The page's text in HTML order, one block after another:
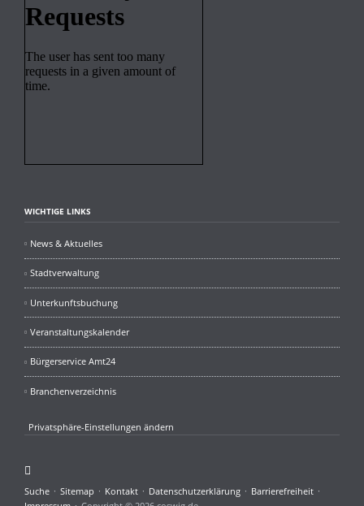
WICHTIGE LINKS
News & Aktuelles
Stadtverwaltung
Unterkunftsbuchung
Veranstaltungskalender
Bürgerservice Amt24
Branchenverzeichnis
Privatsphäre-Einstellungen ändern
Navigation
Suche Sitemap Kontakt Datenschutzerklärung
Barrierefreiheit